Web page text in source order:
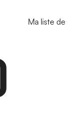
Ma liste de